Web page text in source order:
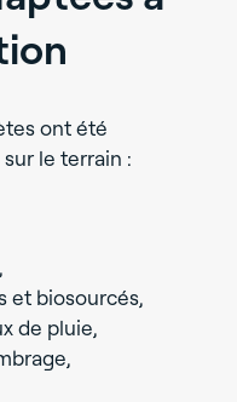
ont été
le terrain :
et biosourcés,
de pluie,